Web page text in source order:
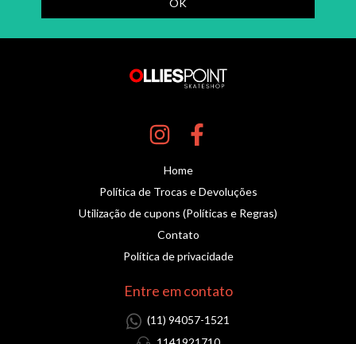
Home
Política de Trocas e Devoluções
Utilização de cupons (Políticas e Regras)
Contato
Política de privacidade
Entre em contato
(11) 94057-1521